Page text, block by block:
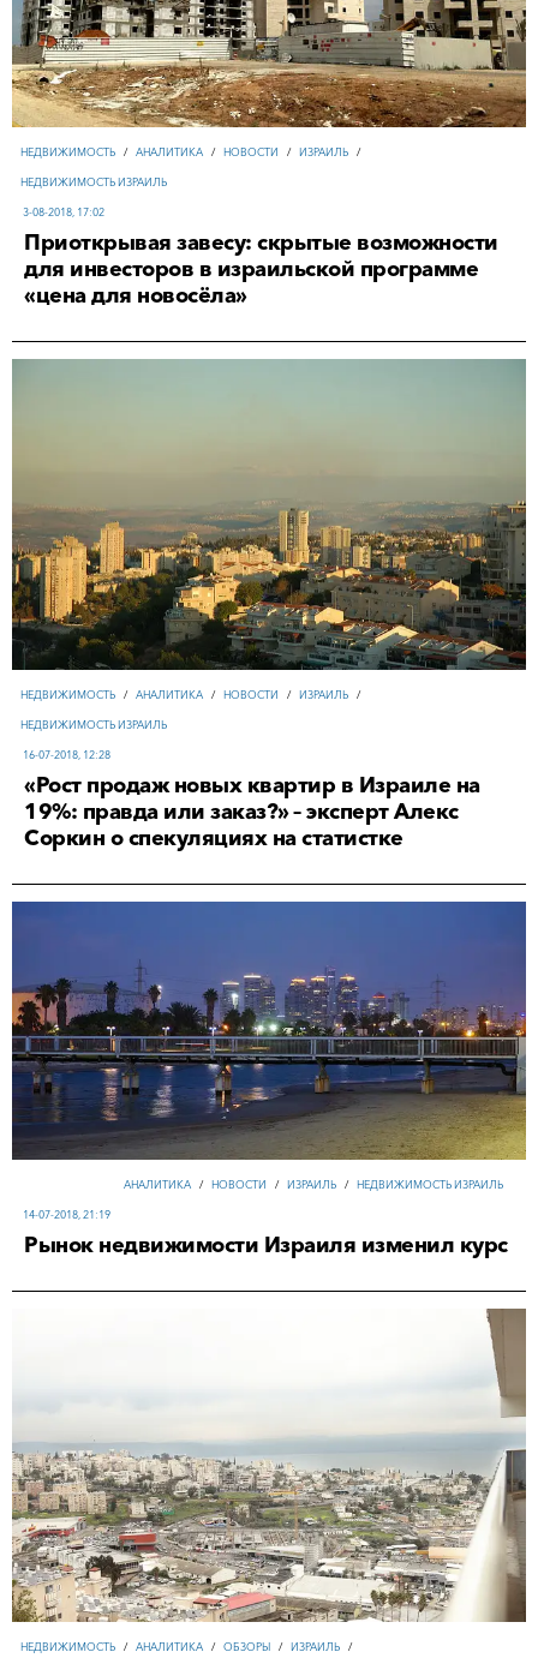
НЕДВИЖИМОСТЬ / АНАЛИТИКА / НОВОСТИ / ИЗРАИЛЬ /
НЕДВИЖИМОСТЬ ИЗРАИЛЬ
3-08-2018, 17:02
Приоткрывая завесу: скрытые возможности
для инвесторов в израильской программе
«цена для новосёла»
НЕДВИЖИМОСТЬ / АНАЛИТИКА / НОВОСТИ / ИЗРАИЛЬ /
НЕДВИЖИМОСТЬ ИЗРАИЛЬ
16-07-2018, 12:28
«Рост продаж новых квартир в Израиле на
19%: правда или заказ?» – эксперт Алекс
Соркин о спекуляциях на статистке
АНАЛИТИКА / НОВОСТИ / ИЗРАИЛЬ / НЕДВИЖИМОСТЬ ИЗРАИЛЬ
14-07-2018, 21:19
Рынок недвижимости Израиля изменил курс
НЕДВИЖИМОСТЬ / АНАЛИТИКА / ОБЗОРЫ / ИЗРАИЛЬ /